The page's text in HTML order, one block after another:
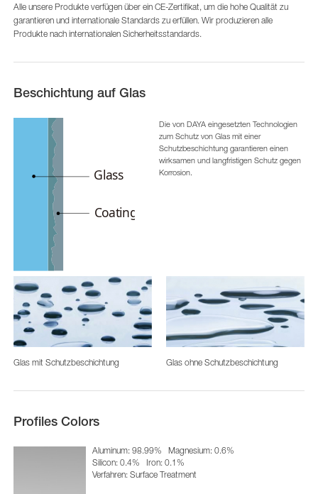
Alle unsere Produkte verfügen über ein CE-Zertifikat, um die hohe Qualität zu
garantieren und internationale Standards zu erfüllen. Wir produzieren alle
Produkte nach internationalen Sicherheitsstandards.
Beschichtung auf Glas
Die von DAYA eingesetzten Technologien
zum Schutz von Glas mit einer
Schutzbeschichtung garantieren einen
wirksamen und langfristigen Schutz gegen
Korrosion.
Glas mit Schutzbeschichtung Glas ohne Schutzbeschichtung
Profiles Colors
Aluminum: 98.99%
Magnesium: 0.6%
Silicon: 0.4%
Iron: 0.1%
Verfahren: Surface Treatment